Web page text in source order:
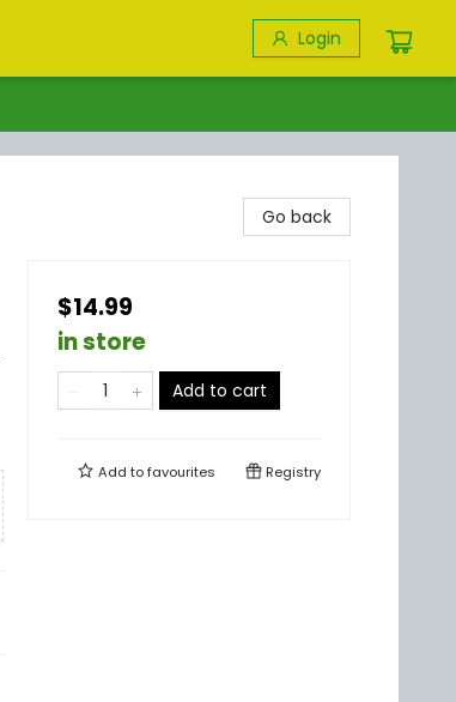
Login
Go back
$14.99
in store
Add to cart
Add tofavourites Registry